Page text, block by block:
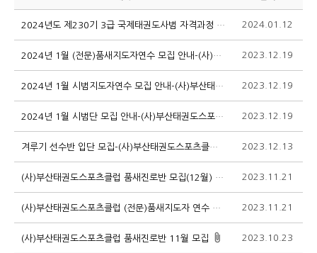
2024년도 제230기 3급 국제태권도사범 자격과정 실기전형 및 집합연수 안내 2024.01.12
2024년 1월 (전문)품새지도자연수 모집 안내-(사)부산태권도스포츠클럽 2023.12.19
2024년 1월 시범지도자연수 모집 안내-(사)부산태권도스포츠클럽 2023.12.19
2024년 1월 시범단 모집 안내-(사)부산태권도스포츠클럽 2023.12.19
겨루기 선수반 입단 모집-(사)부산태권도스포츠클럽 2023.12.13
(사)부산태권도스포츠클럽 품새진로반 모집(12월) 2023.11.21
(사)부산태권도스포츠클럽 (전문)품새지도자 연수 모집(12월) 2023.11.21
(사)부산태권도스포츠클럽 품새진로반 11월 모집 2023.10.23